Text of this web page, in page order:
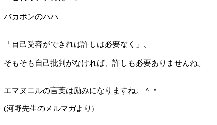
バカボンのパパ
「自己受容ができれば許しは必要なく」、
そもそも自己批判がなければ、許しも必要ありませんね。
エマヌエルの言葉は励みになりますね。＾＾
(河野先生のメルマガより)